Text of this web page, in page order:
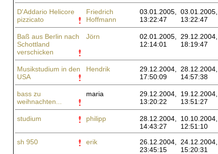
D'Addario Helicore
pizzicato
Friedrich
Hoffmann
03.01.2005,
13:22:47
03.01.2005,
13:22:47
Baß aus Berlin nach
Schottland
verschicken
Jörn
02.01.2005,
12:14:01
29.12.2004,
18:19:47
Musikstudium in den
USA
Hendrik
29.12.2004,
17:50:09
28.12.2004,
14:57:38
bass zu
weihnachten...
maria
29.12.2004,
13:20:22
19.12.2004,
13:51:27
studium philipp
28.12.2004,
14:43:27
10.10.2004,
12:51:10
sh 950
erik
26.12.2004,
23:45:15
24.12.2004,
15:20:31